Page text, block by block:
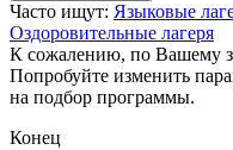
Часто ищут: Языковые
Оздоровительные лагеря
К сожалению, по Вашему
Попробуйте изменить
на подбор программы.
Конец